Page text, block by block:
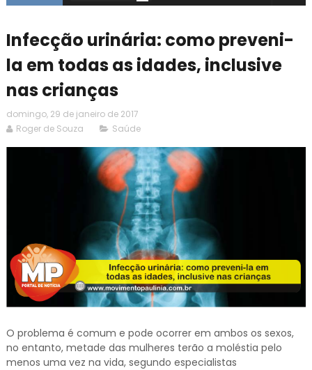
Infecção urinária: como preveni-
la em todas as idades, inclusive
nas crianças
domingo, 29 de janeiro de 2017
Roger de Souza
Saúde
O problema é comum e pode ocorrer em ambos os sexos,
no entanto, metade das mulheres terão a moléstia pelo
menos uma vez na vida, segundo especialistas